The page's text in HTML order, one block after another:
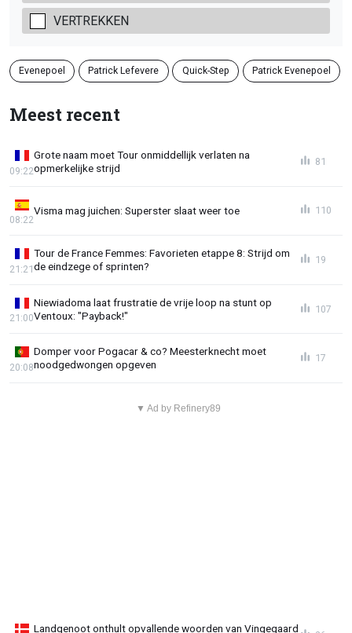
VERTREKKEN
Evenepoel Patrick Lefevere Quick-Step Patrick Evenepoel
Meest recent
Grote naam moet Tour onmiddellijk verlaten na
opmerkelijke strijd
09:22
81
Visma mag juichen: Superster slaat weer toe
08:22
110
Tour de France Femmes: Favorieten etappe 8: Strijd om
de eindzege of sprinten?
21:21
19
Niewiadoma laat frustratie de vrije loop na stunt op
Ventoux: "Payback!"
21:00
107
Domper voor Pogacar & co? Meesterknecht moet
noodgedwongen opgeven
20:08
17
▼ Ad by Refinery89
Landgenoot onthult opvallende woorden van Vingegaard